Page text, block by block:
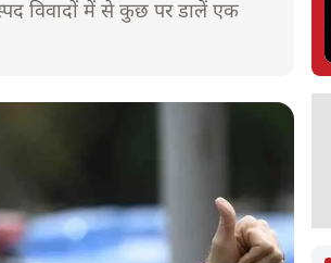
विवादों में से कुछ पर डालें एक